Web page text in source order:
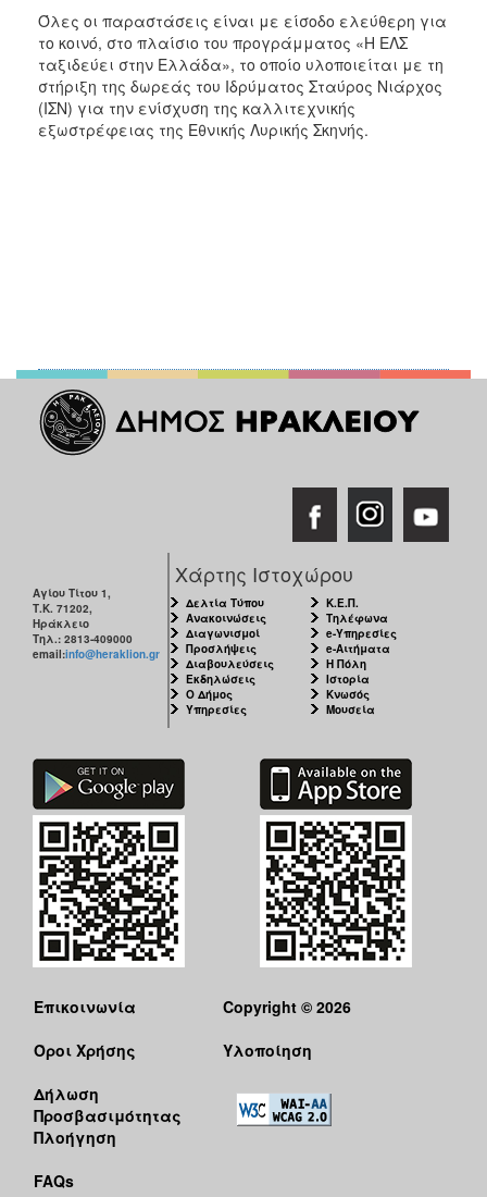
Όλες οι παραστάσεις είναι με είσοδο ελεύθερη για
το κοινό, στο πλαίσιο του προγράμματος «Η ΕΛΣ
ταξιδεύει στην Ελλάδα», το οποίο υλοποιείται με τη
στήριξη της δωρεάς του Ιδρύματος Σταύρος Νιάρχος
(ΙΣΝ) για την ενίσχυση της καλλιτεχνικής
εξωστρέφειας της Εθνικής Λυρικής Σκηνής.
Αγίου Τίτου 1,
Τ.Κ. 71202,
Ηράκλειο
Τηλ.: 2813-409000
email:info@heraklion.gr
Χάρτης Ιστοχώρου
Δελτία Τύπου
Ανακοινώσεις
Διαγωνισμοί
Προσλήψεις
Διαβουλεύσεις
Εκδηλώσεις
Ο Δήμος
Υπηρεσίες
Κ.Ε.Π.
Τηλέφωνα
e-Υπηρεσίες
e-Αιτήματα
Η Πόλη
Ιστορία
Κνωσός
Μουσεία
Επικοινωνία
Όροι Χρήσης
Δήλωση
Προσβασιμότητας
Πλοήγηση
FAQs
Copyright © 2026
Υλοποίηση